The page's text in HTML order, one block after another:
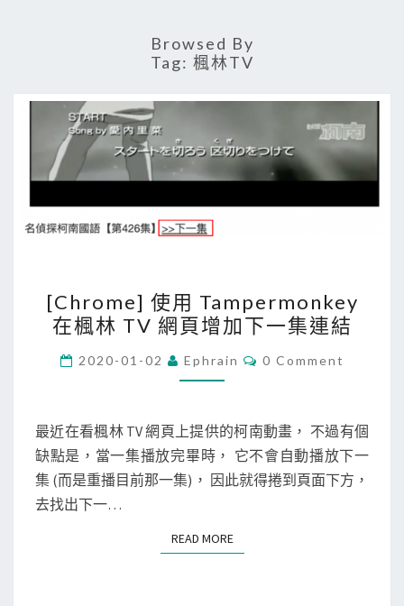
Browsed By
Tag: 楓林TV
C
h
r
o
e
]
使
a
[Chrome] 使用 Tampermonkey
在楓林 TV 網頁增加下一集連結
2020-01-02 Ephrain
C
N
T
S
0 Comment
最近在看楓林 TV 網頁上提供的柯南動畫， 不過有個
缺點是，當一集播放完畢時， 它不會自動播放下一
集 (而是重播目前那一集)， 因此就得捲到頁面下方，
去找出下一…
READ MOREREAD MORE